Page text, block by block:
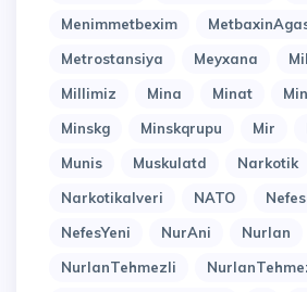
Menimmetbexim
Metrostansiya
Meyxana
Millimiz
Mina Minat
Minskg
Minskqrupu Mir
Munis
Muskulatd
Narkotik
Narkotikalveri
NATO
NefesYeni
NurAni
Nurlan
NurlanTehmezli